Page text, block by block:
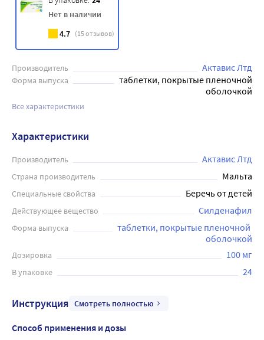
Нет в наличии
4.7 (15отзывов)
Производитель Актавис Лтд
Форма выпуска
таблетки, покрытые пленочной
оболочкой
Все характеристики
Характеристики
Производитель Актавис Лтд
Страна производитель Мальта
Специальные свойства Беречь от детей
Действующее вещество Силденафил
Форма выпуска
таблетки, покрытые пленочной
оболочкой
Дозировка 100 мг
В упаковке 24
Инструкция Смотреть полностью
Способ применения и дозы